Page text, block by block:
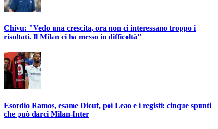
Chivu: "Vedo una crescita, ora non ci interessano troppo i
risultati. Il Milan ci ha messo in difficoltà"
Esordio Ramos, esame Diouf, poi Leao e i registi: cinque spunti
che può darci Milan-Inter